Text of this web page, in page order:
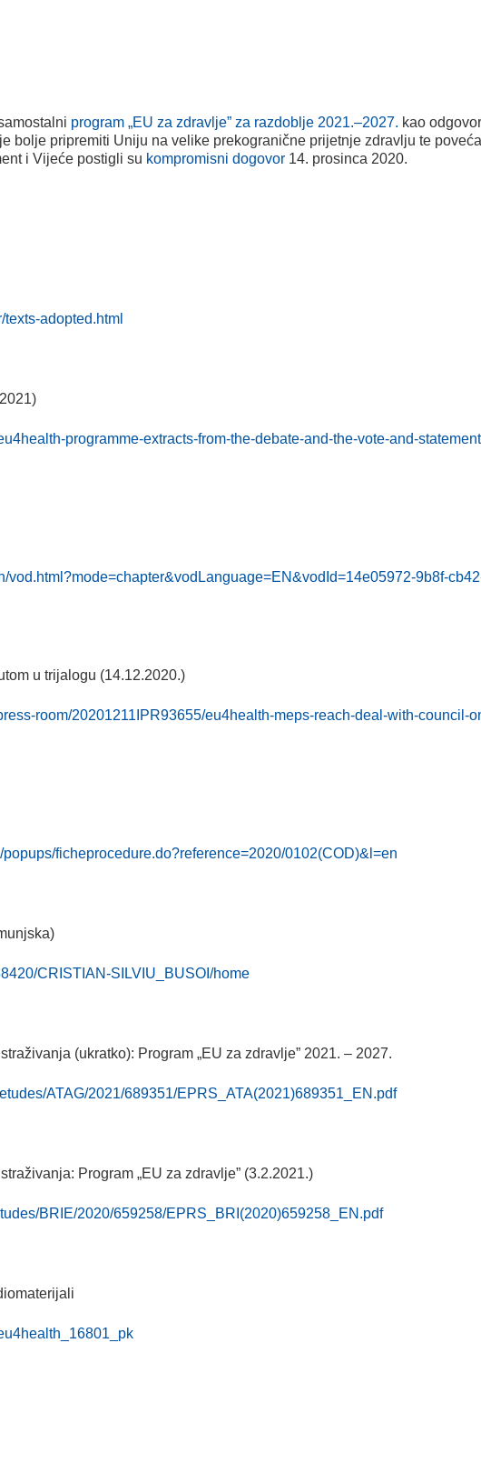
program „EU za zdravlje” za razdoblje 2021.–2027. kao
bolje pripremiti Uniju na velike prekogranične prijetnje zdravlju te
i Vijeće postigli su kompromisni dogovor 14. prosinca 2020.
adopted.html
programme-extracts-from-the-debate-and-the-vote-and-
vod.html?mode=chapter&vodLanguage=EN&vodId=14e05972-9b8f-
u trijalogu (14.12.2020.)
room/20201211IPR93655/eu4health-meps-reach-deal-with-council-
ficheprocedure.do?reference=2020/0102(COD)&l=en
CRISTIAN-SILVIU_BUSOI/home
(ukratko): Program „EU za zdravlje” 2021. – 2027.
ATAG/2021/689351/EPRS_ATA(2021)689351_EN.pdf
Program „EU za zdravlje” (3.2.2021.)
BRIE/2020/659258/EPRS_BRI(2020)659258_EN.pdf